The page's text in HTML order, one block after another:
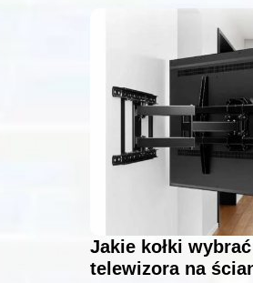
Jakie kołki
telewizora na